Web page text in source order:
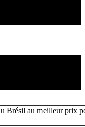
Brésil au meilleur prix